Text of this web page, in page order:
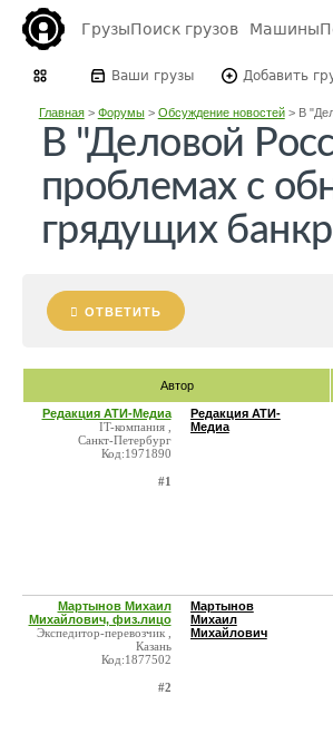
ГрузыПоиск грузов Машины
Ваши грузы Добавить
Главная> Форумы> Обсуждение новостей> В
В "Деловой
проблемах с
грядущих
ОТВЕТИТЬ
Автор
Редакция АТИ-Медиа
IT-компания ,
Санкт-Петербург
Код:1971890
#1
Редакция АТИ-
Медиа
Мартынов Михаил
Михайлович, физ.лицо
Экспедитор-перевозчик ,
Казань
Код:1877502
#2
Мартынов
Михаил
Михайлович